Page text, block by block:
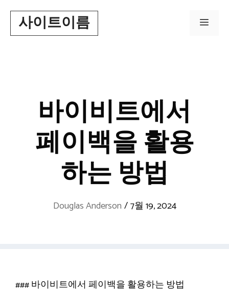
content사이트이름 Menu
바이비트에서
페이백을 활용
하는 방법
Douglas Anderson /7월 19, 2024
### 바이비트에서 페이백을 활용하는 방법